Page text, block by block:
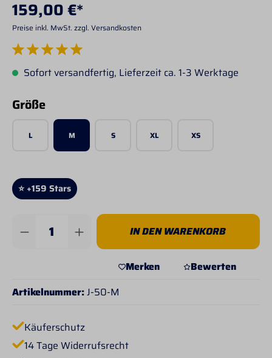
159,00 €*
Preise inkl. MwSt. zzgl. Versandkosten
Durchschnittliche Bewertung von 5 von 5 Sternen
Sofort versandfertig, Lieferzeit ca. 1-3 Werktage
Größeauswählen
L M S XL XS
⭐ +159 Stars
Produkt Anzahl: Gib den gewünschten
IN DEN WARENKORB
Merken
Bewerten
Artikelnummer:J-50-M
Käuferschutz
14 Tage Widerrufsrecht